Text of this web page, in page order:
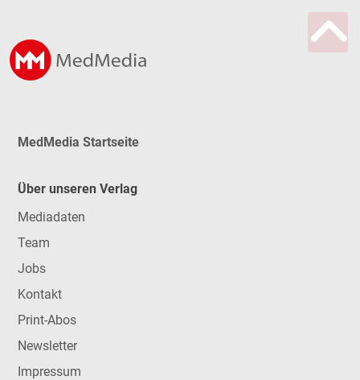
MedMedia Startseite
Über unseren Verlag
Mediadaten
Team
Jobs
Kontakt
Print-Abos
Newsletter
Impressum